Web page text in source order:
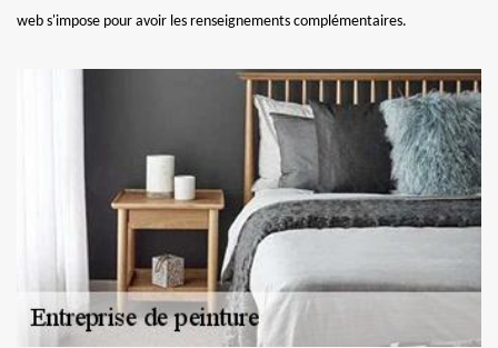
web s'impose pour avoir les renseignements complémentaires.